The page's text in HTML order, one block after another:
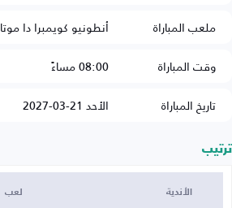
ملعب المباراة
أنطونيو كويمبرا دا موتا
وقت المباراة
08:00 مساءً
تاريخ المباراة
الأحد 21-03-2027
ترتيب
الأندية لعب